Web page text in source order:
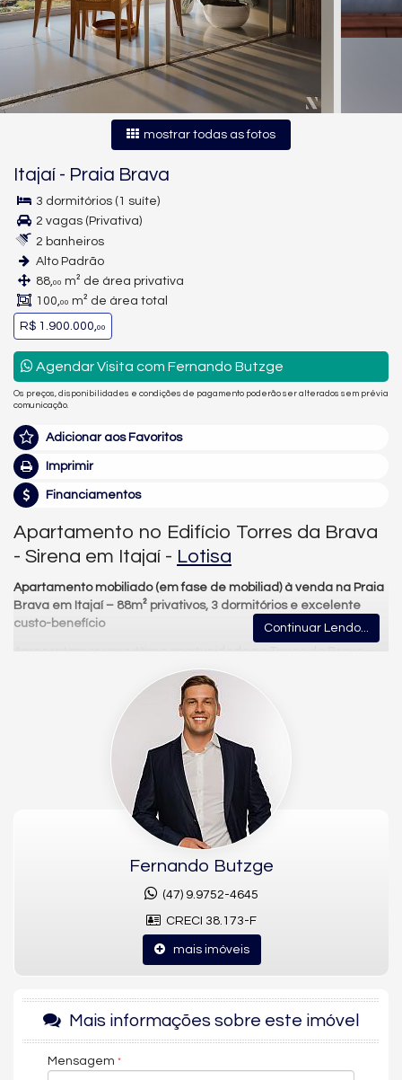
mostrar todas as fotos
Itajaí - Praia Brava
3 dormitórios (1 suíte)
2 vagas (Privativa)
2 banheiros
Alto Padrão
88,00 m² de área privativa
100,00 m² de área total
R$ 1.900.000,00
Agendar Visita com Fernando Butzge
Os preços, disponibilidades e condições de pagamento poderão ser alterados sem prévia
comunicação.
Adicionar aos Favoritos
Imprimir
Financiamentos
Apartamento no Edifício Torres da Brava
- Sirena em Itajaí - Lotisa
Apartamento mobiliado (em fase de mobiliad) à venda na Praia
Brava em Itajaí – 88m² privativos, 3 dormitórios e excelente
custo-benefício
Apresentamos uma ótima oportunidade no Torres da Brava –
Torre Sirena (Torre B | Tipo 1), localizado em uma das regiões
mais desejadas do litoral catarinense: a Praia Brava.
88m² de área privativa, este apartamento de
dormitórios (sendo 1 suíte)
oferece uma planta inteligente, ideal
para quem busca praticidade, conforto e proximidade com o
DIFERENCIAIS DO APARTAMENTO
2 vagas de garagem
Planta funcional e bem distribuída
Excelente opção para moradia ou investimento
(encontra-se em fase de mobília)
CONFORTO E FUNCIONALIDADE
Living integrado
Boa iluminação natural
Continuar Lendo...
Fernando Butzge
(47) 9.9752-4645
CRECI 38.173-F
mais imóveis
Mais informações sobre este imóvel
Mensagem